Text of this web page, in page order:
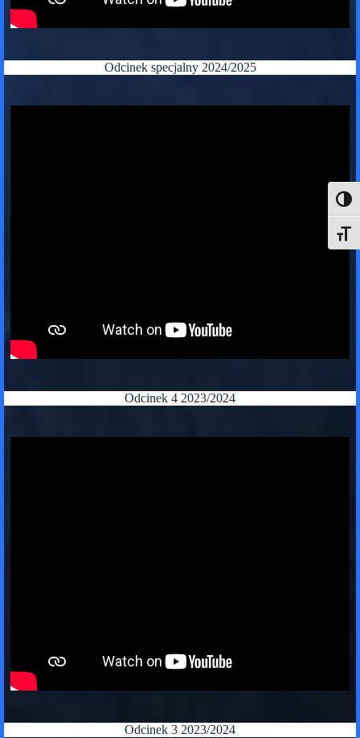
Odcinek specjalny 2024/2025
Odcinek 4 2023/2024
Odcinek 3 2023/2024